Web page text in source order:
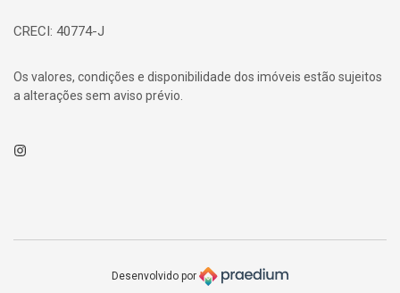
CRECI: 40774-J
Os valores, condições e disponibilidade dos imóveis estão sujeitos
a alterações sem aviso prévio.
Instagram
Desenvolvido por